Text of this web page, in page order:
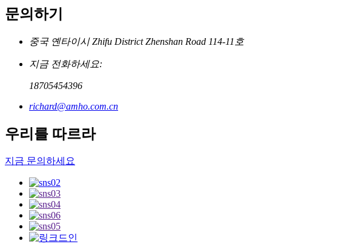
문의하기
중국 옌타이시 Zhifu District Zhenshan Road 114-11호
지금 전화하세요:
18705454396
richard@amho.com.cn
우리를 따르라
지금 문의하세요